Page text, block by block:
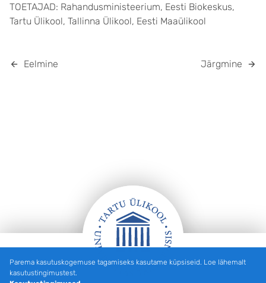
TOETAJAD: Rahandusministeerium, Eesti Biokeskus,
Tartu Ülikool, Tallinna Ülikool, Eesti Maaülikool
Eelmine Järgmine
Jalus
Parema kasutuskogemuse tagamiseks kasutame küpsiseid. Loe lähemalt
kasutustingimustest.